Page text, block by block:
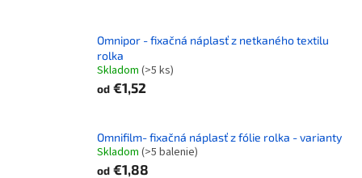
Omnipor - fixačná náplasť z netkaného textilu
rolka
Skladom (>5 ks)
od €1,52
Omnifilm- fixačná náplasť z fólie rolka - varianty
Skladom (>5 balenie)
od €1,88